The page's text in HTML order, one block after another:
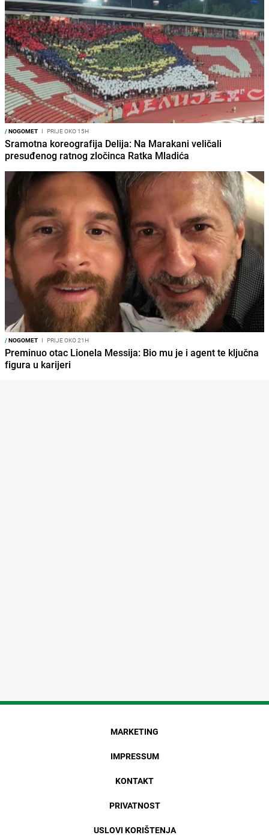
/NOGOMET I PRIJE OKO 15H
Sramotna koreografija Delija: Na Marakani veličali
presuđenog ratnog zločinca Ratka Mladića
/NOGOMET I PRIJE OKO 21H
Preminuo otac Lionela Messija: Bio mu je i agent te ključna
figura u karijeri
MARKETING
IMPRESSUM
KONTAKT
PRIVATNOST
USLOVI KORIŠTENJA